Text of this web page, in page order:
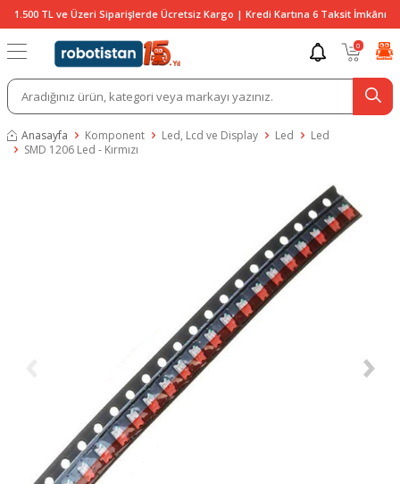
1.500 TL ve Üzeri Siparişlerde Ücretsiz Kargo | Kredi Kartına 6 Taksit İmkânı
0
Anasayfa Komponent Led, Lcd ve Display Led
Led
SMD 1206 Led - Kırmızı